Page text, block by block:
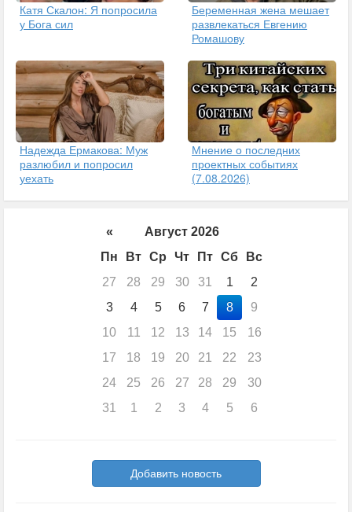
Катя Скалон: Я попросила
у Бога сил
Беременная жена мешает
развлекаться Евгению
Ромашову
Надежда Ермакова: Муж
разлюбил и попросил
уехать
Мнение о последних
проектных событиях
(7.08.2026)
«
Август 2026
Пн
Вт Ср Чт Пт Сб
Вс
27
28 29 30 31 1
2
3
4 5 6 7 8
9
10
11 12 13 14 15
16
17
18 19 20 21 22
23
24
25 26 27 28 29
30
31
1 2 3 4 5 6
Добавить новость